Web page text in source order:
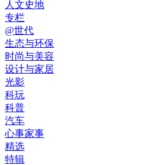
人文史地
专栏
@世代
生态与环保
时尚与美容
设计与家居
光影
科玩
科普
汽车
心事家事
精选
特辑